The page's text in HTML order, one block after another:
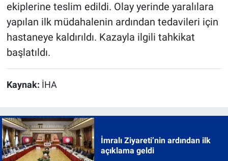
ekiplerine teslim edildi. Olay yerinde yaralılara
yapılan ilk müdahalenin ardından tedavileri için
hastaneye kaldırıldı. Kazayla ilgili tahkikat
başlatıldı.
Kaynak: İHA
İmralı Ziyareti’nin ardından ilk
açıklama geldi